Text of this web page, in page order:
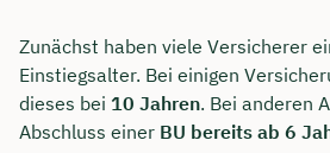
Zunächst haben viele Versicherer
Einstiegsalter. Bei einigen
dieses bei 10 Jahren. Bei anderen
Abschluss einer BU bereits ab 6